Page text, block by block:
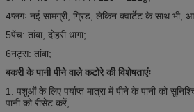
4प्लगः नई सामग्री, ग्रिड, लेकिन क्वार्टेट के साथ भी,
5पेंच: तांबा, दोहरी धागा;
6नट्स: तांबा;
बकरी के पानी पीने वाले कटोरे की विशेषताएंः
1. पशुओं के लिए पर्याप्त मात्रा में पीने के पानी को
पानी को रीसेट करें;